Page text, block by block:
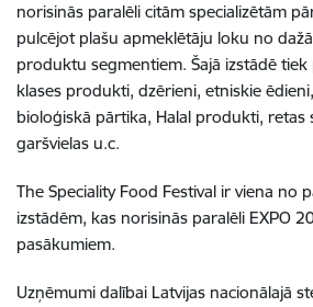
norisinās paralēli citām specializētām
pulcējot plašu apmeklētāju loku no
produktu segmentiem. Šajā izstādē
klases produkti, dzērieni, etniskie
bioloģiskā pārtika, Halal produkti, retas
garšvielas u.c.
The Speciality Food Festival ir viena no
izstādēm, kas norisinās paralēli EXPO
pasākumiem.
Uzņēmumi dalībai Latvijas nacionālajā